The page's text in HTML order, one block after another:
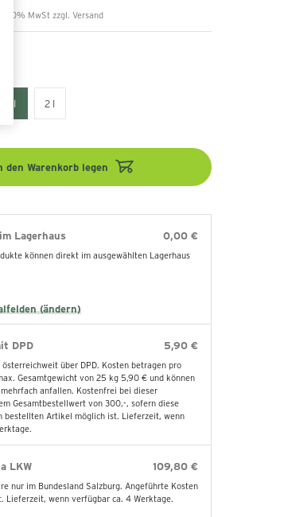
20% MwSt zzgl. Versand
1 l 2 l
den Warenkorb legen
Lagerhaus 0,00 €
können direkt im ausgewählten Lagerhaus
(ändern)
DPD 5,90 €
über DPD. Kosten betragen pro
Gesamtgewicht von 25 kg 5,90 € und können
anfallen. Kostenfrei bei dieser
Gesamtbestellwert von 300,-, sofern diese
bestellten Artikel möglich ist. Lieferzeit, wenn
LKW 109,80 €
nur im Bundesland Salzburg. Angeführte Kosten
Lieferzeit, wenn verfügbar ca. 4 Werktage.